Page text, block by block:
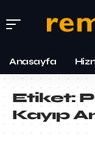
Anasayfa
Etiket:
Kayıp